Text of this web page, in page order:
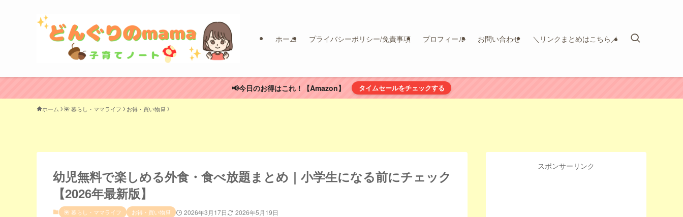
ホーム プライバシーポリシー/免責事項 プロフィール お問い合わせ ＼リンクまとめはこちら／
📢今日のお得はこれ！【Amazon】 タイムセールをチェックする
ホーム 🌺 暮らし・ママライフ お得・買い物🛒
幼児無料で楽しめる外食・食べ放題まとめ｜小学生になる前にチェック
【2026年最新版】
🌺 暮らし・ママライフ お得・買い物🛒 2026年3月17日 2026年5月19日
スポンサーリンク